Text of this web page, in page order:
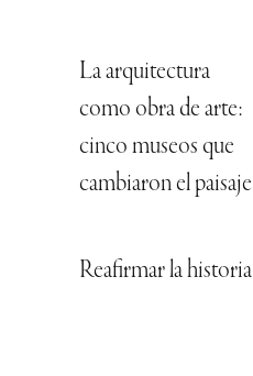
La arquitectura
como obra de arte:
cinco museos que
cambiaron el paisaje
Reafirmar la historia